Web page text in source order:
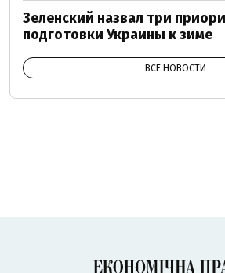
Зеленский назвал три
подготовки Украины к зиме
ВСЕ НОВОСТИ